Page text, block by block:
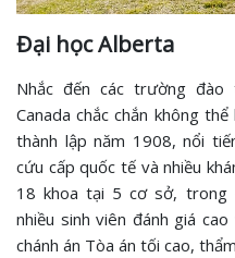
Đại học Alberta
Nhắc đến các trường
Canada chắc chắn không
thành lập năm 1908, nổi
cứu cấp quốc tế và nhiều
18 khoa tại 5 cơ sở, trong
nhiều sinh viên đánh giá
chánh án Tòa án tối cao,